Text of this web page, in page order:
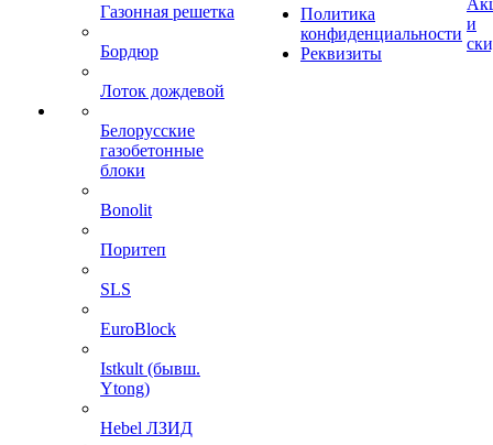
Газонная решетка
Бордюр
Лоток дождевой
Белорусские
газобетонные
блоки
Bonolit
Поритеп
SLS
EuroBlock
Istkult (бывш.
Ytong)
Hebel ЛЗИД
Политика
конфиденциальности
Реквизиты
и